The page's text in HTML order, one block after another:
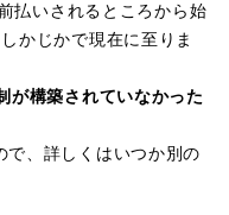
払いされるところから始
かじかで現在に至りま
が構築されていなかった
で、詳しくはいつか別の